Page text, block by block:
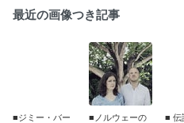
最近の画像つき記事
■ジミー・バー
■ノルウェーの
■ 伝